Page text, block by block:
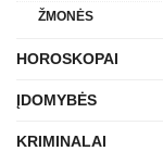
ŽMONĖS
HOROSKOPAI
ĮDOMYBĖS
KRIMINALAI